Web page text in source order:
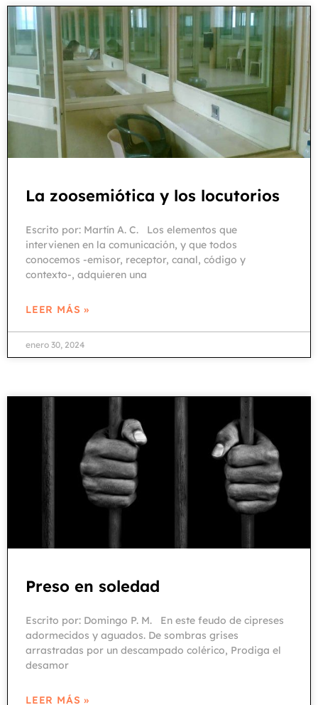
La zoosemiótica y los locutorios
Escrito por: Martín A. C. Los elementos que
intervienen en la comunicación, y que todos
conocemos -emisor, receptor, canal, código y
contexto-, adquieren una
LEER MÁS »
enero 30, 2024
Preso en soledad
Escrito por: Domingo P. M. En este feudo de cipreses
adormecidos y aguados. De sombras grises
arrastradas por un descampado colérico, Prodiga el
desamor
LEER MÁS »